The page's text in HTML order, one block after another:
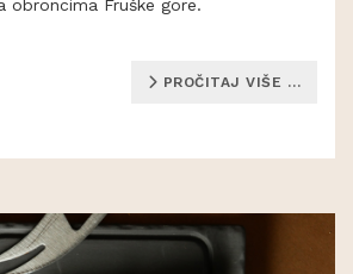
obroncima Fruške gore.
PROČITAJ VIŠE …